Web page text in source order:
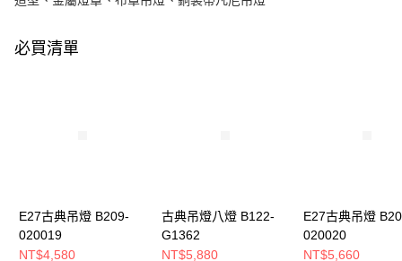
必買清單
E27古典吊燈 B209-
020019
NT$4,580
古典吊燈八燈 B122-
G1362
NT$5,880
E27古典吊燈
020020
NT$5,660